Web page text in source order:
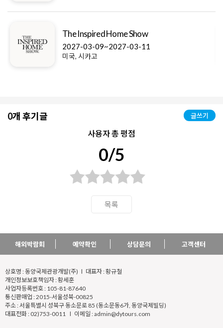
The Inspired Home Show
2027-03-09~2027-03-11
미국, 시카고
0개 후기글 글쓰기
사용자 총 평점
0/5
목록
해외박람회 예약확인 상담문의 고객센터
상호명 : 동양국제관광개발(주) l 대표자 : 황규철
개인정보보호책임자 : 황세훈
사업자등록번호 : 105-81-87640
통신판매업 : 2015-서울성북-00825
주소 : 서울특별시 성북구 동소문로 85 (동소문동6가, 동양국제빌딩)
대표전화 : 02)753-0011 l 이메일 : admin@dytours.com